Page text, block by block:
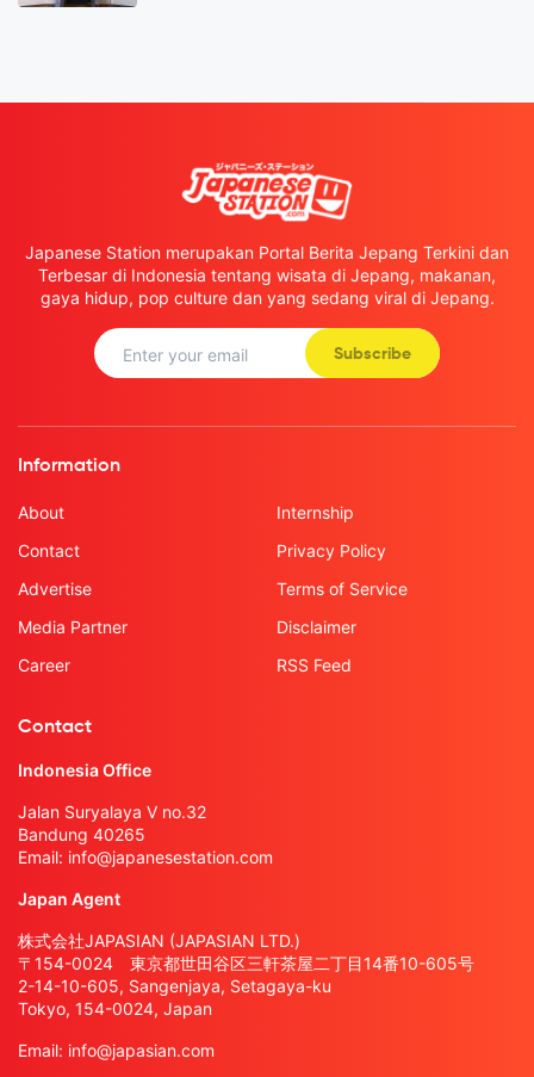
Japanese Station merupakan Portal Berita Jepang Terkini dan
Terbesar di Indonesia tentang wisata di Jepang, makanan,
gaya hidup, pop culture dan yang sedang viral di Jepang.
Subscribe
Information
About
Contact
Advertise
Media Partner
Career
Internship
Privacy Policy
Terms of Service
Disclaimer
RSS Feed
Contact
Indonesia Office
Jalan Suryalaya V no.32
Bandung 40265
Email: info@japanesestation.com
Japan Agent
株式会社JAPASIAN (JAPASIAN LTD.)
〒154-0024 東京都世田谷区三軒茶屋二丁目14番10-605号
2-14-10-605, Sangenjaya, Setagaya-ku
Tokyo, 154-0024, Japan
Email: info@japasian.com